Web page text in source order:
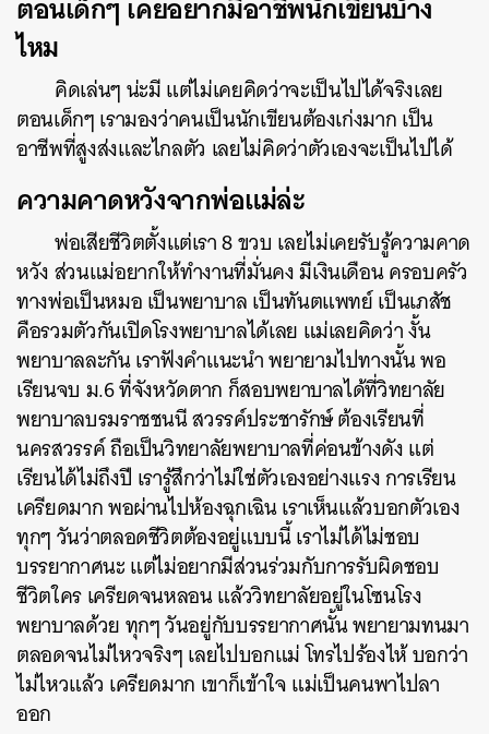
ไหม
คิดเล่นๆ น่ะมี แต่ไม่เคยคิดว่าจะเป็นไปได้จริงเลย
ตอนเด็กๆ เรามองว่าคนเป็นนักเขียนต้องเก่งมาก เป็น
อาชีพที่สูงส่งและไกลตัว เลยไม่คิดว่าตัวเองจะเป็นไปได้
ความคาดหวังจากพ่อแม่ล่ะ
พ่อเสียชีวิตตั้งแต่เรา 8 ขวบ เลยไม่เคยรับรู้ความคาด
หวัง ส่วนแม่อยากให้ทำงานที่มั่นคง มีเงินเดือน ครอบครัว
ทางพ่อเป็นหมอ เป็นพยาบาล เป็นทันตแพทย์ เป็นเภสัช
คือรวมตัวกันเปิดโรงพยาบาลได้เลย แม่เลยคิดว่า งั้น
พยาบาลละกัน เราฟังคำแนะนำ พยายามไปทางนั้น พอ
เรียนจบ ม.6 ที่จังหวัดตาก ก็สอบพยาบาลได้ที่วิทยาลัย
พยาบาลบรมราชชนนี สวรรค์ประชารักษ์ ต้องเรียนที่
นครสวรรค์ ถือเป็นวิทยาลัยพยาบาลที่ค่อนข้างดัง แต่
เรียนได้ไม่ถึงปี เรารู้สึกว่าไม่ใช่ตัวเองอย่างแรง การเรียน
เครียดมาก พอผ่านไปห้องฉุกเฉิน เราเห็นแล้วบอกตัวเอง
ทุกๆ วันว่าตลอดชีวิตต้องอยู่แบบนี้ เราไม่ได้ไม่ชอบ
บรรยากาศนะ แต่ไม่อยากมีส่วนร่วมกับการรับผิดชอบ
ชีวิตใคร เครียดจนหลอน แล้ววิทยาลัยอยู่ในโซนโรง
พยาบาลด้วย ทุกๆ วันอยู่กับบรรยากาศนั้น พยายามทนมา
ตลอดจนไม่ไหวจริงๆ เลยไปบอกแม่ โทรไปร้องไห้ บอกว่า
ไม่ไหวแล้ว เครียดมาก เขาก็เข้าใจ แม่เป็นคนพาไปลา
ออก